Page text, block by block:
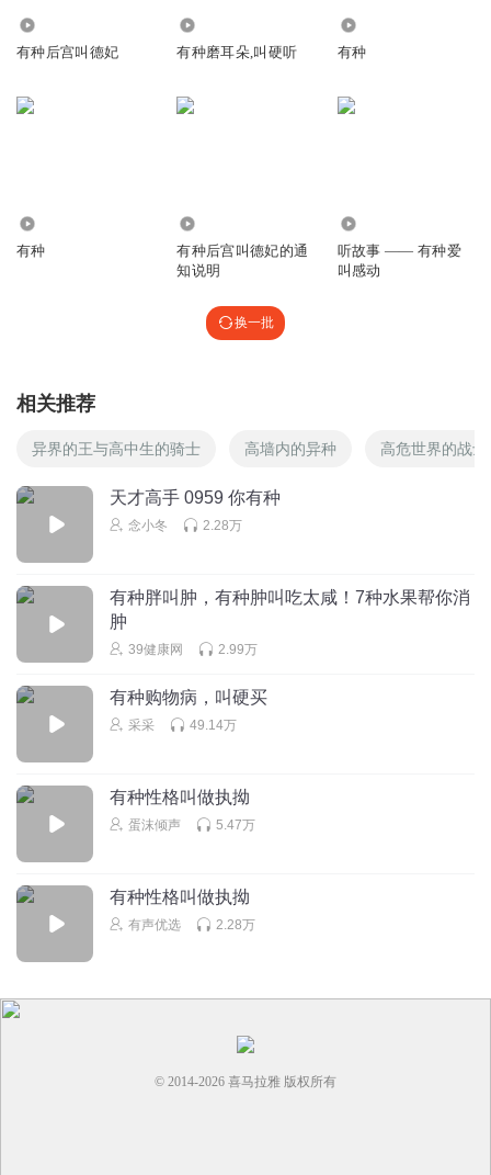
有种后宫叫德妃 有种磨耳朵,叫硬听 有种
有种
有种后宫叫德妃的通
知说明
听故事 —— 有种爱
叫感动
换一批
相关推荐
异界的王与高中生的骑士 高墙内的异种 高危世界的战士
天才高手 0959 你有种
念小冬 2.28万
有种胖叫肿，有种肿叫吃太咸！7种水果帮你消
肿
39健康网 2.99万
有种购物病，叫硬买
采采 49.14万
有种性格叫做执拗
蛋沫倾声 5.47万
有种性格叫做执拗
有声优选 2.28万
© 2014-2026 喜马拉雅 版权所有